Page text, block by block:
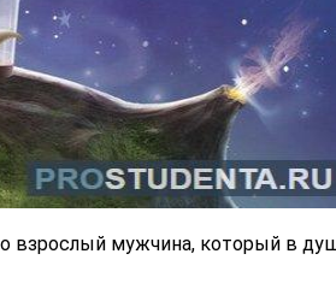
взрослый мужчина, который в